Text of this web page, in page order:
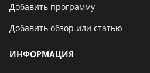
Добавить программу
Добавить обзор или статью
ИНФОРМАЦИЯ